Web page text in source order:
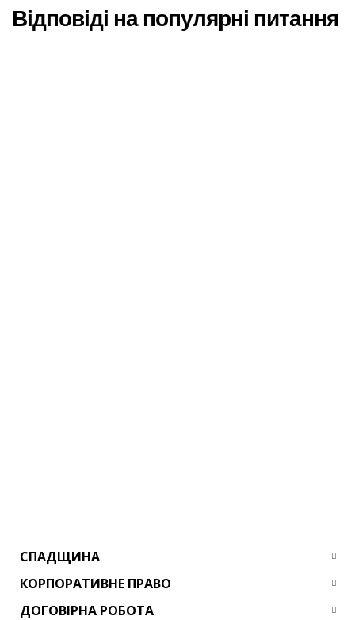
СПАДЩИНА
КОРПОРАТИВНЕ ПРАВО
ДОГОВІРНА РОБОТА
Відповіді на популярні питання